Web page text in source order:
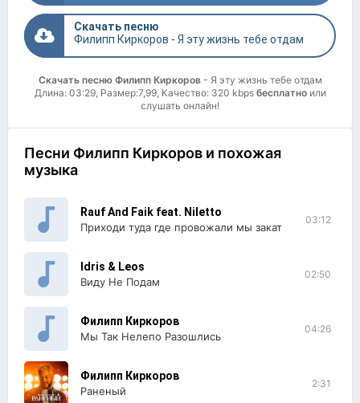
Скачать песню
Филипп Киркоров - Я эту жизнь тебе отдам
Скачать песню Филипп Киркоров - Я эту жизнь тебе отдам
Длина: 03:29, Размер:7,99, Качество: 320 kbps бесплатноили
слушать онлайн!
Песни Филипп Киркоров и похожая
музыка
Rauf And Faik feat. Niletto
Приходи туда где провожали мы закат
03:12
Idris & Leos
Виду Не Подам
02:50
Филипп Киркоров
Мы Так Нелепо Разошлись
04:26
Филипп Киркоров
Раненый
2:31